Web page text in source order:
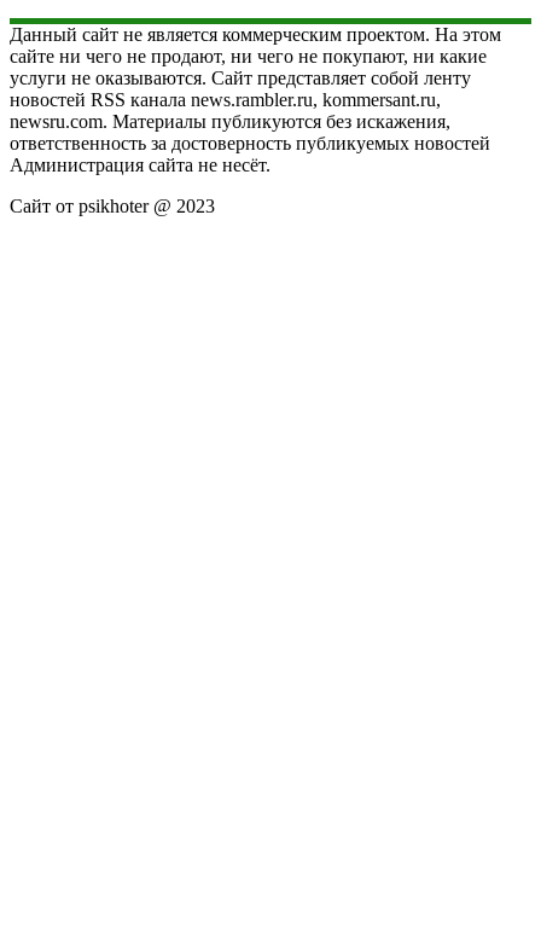
Данный сайт не является коммерческим проектом. На этом
сайте ни чего не продают, ни чего не покупают, ни какие
услуги не оказываются. Сайт представляет собой ленту
новостей RSS канала news.rambler.ru, kommersant.ru,
newsru.com. Материалы публикуются без искажения,
ответственность за достоверность публикуемых новостей
Администрация сайта не несёт.
Сайт от psikhoter @ 2023